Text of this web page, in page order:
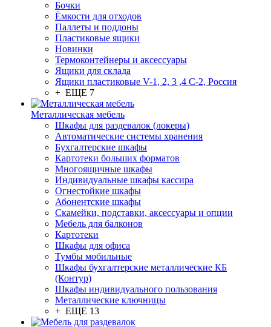
Бочки
Ёмкости для отходов
Паллеты и поддоны
Пластиковые ящики
Новинки
Термоконтейнеры и аксессуары
Ящики для склада
Ящики пластиковые V-1, 2, 3 ,4 С-2, Россия
+ ЕЩЕ 7
Металлическая мебель
Шкафы для раздевалок (локеры)
Автоматические системы хранения
Бухгалтерские шкафы
Картотеки больших форматов
Многоящичные шкафы
Индивидуальные шкафы кассира
Огнестойкие шкафы
Абонентские шкафы
Скамейки, подставки, аксессуары и опции
Мебель для балконов
Картотеки
Шкафы для офиса
Тумбы мобильные
Шкафы бухгалтерские металлические КБ
(Контур)
Шкафы индивидуального пользования
Металлические ключницы
+ ЕЩЕ 13